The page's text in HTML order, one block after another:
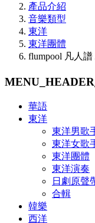
產品介紹
音樂類型
東洋
東洋團體
flumpool 凡人譜
華語
東洋
東洋男歌
東洋女歌
東洋團體
東洋演奏
日劇原聲
合輯
韓樂
西洋